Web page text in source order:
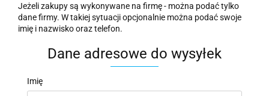
Jeżeli zakupy są wykonywane na firmę - można podać tylko
dane firmy. W takiej sytuacji opcjonalnie można podać swoje
imię i nazwisko oraz telefon.
Dane adresowe do wysyłek
Imię